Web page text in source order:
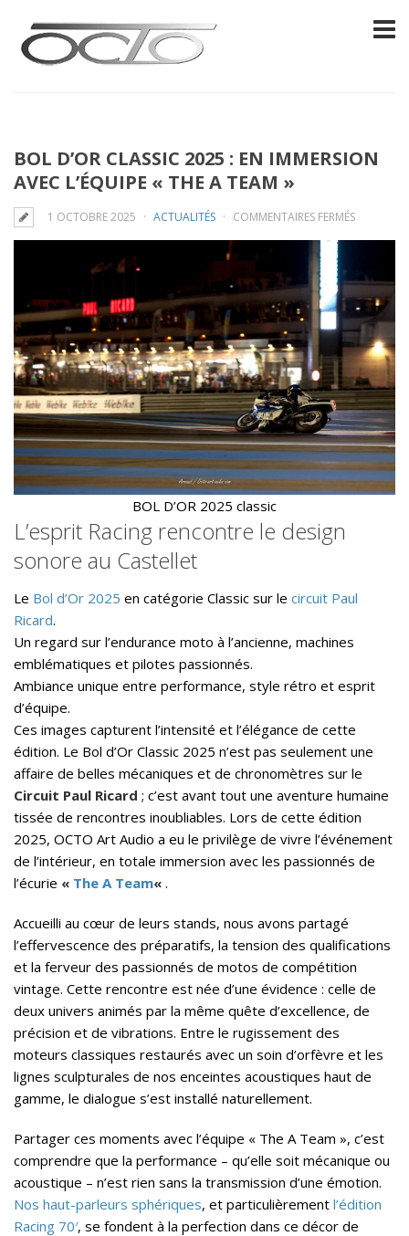
BOL D’OR CLASSIC 2025 : EN IMMERSION
AVEC L’ÉQUIPE « THE A TEAM »
1 OCTOBRE 2025 ACTUALITÉS COMMENTAIRES FERMÉSSUR
BOL
CLASSIC
2025
EN
AVEC
L’ÉQUIPE
« THE
A
TEAM »
BOL D’OR 2025 classic
L’esprit Racing rencontre le design
sonore au Castellet
Le Bol d’Or 2025 en catégorie Classic sur le circuit Paul
Ricard.
Un regard sur l’endurance moto à l’ancienne, machines
emblématiques et pilotes passionnés.
Ambiance unique entre performance, style rétro et esprit
d’équipe.
Ces images capturent l’intensité et l’élégance de cette
édition. Le Bol d’Or Classic 2025 n’est pas seulement une
affaire de belles mécaniques et de chronomètres sur le
Circuit Paul Ricard ; c’est avant tout une aventure humaine
tissée de rencontres inoubliables. Lors de cette édition
2025, OCTO Art Audio a eu le privilège de vivre l’événement
de l’intérieur, en totale immersion avec les passionnés de
l’écurie « The A Team« .
Accueilli au cœur de leurs stands, nous avons partagé
l’effervescence des préparatifs, la tension des qualifications
et la ferveur des passionnés de motos de compétition
vintage. Cette rencontre est née d’une évidence : celle de
deux univers animés par la même quête d’excellence, de
précision et de vibrations. Entre le rugissement des
moteurs classiques restaurés avec un soin d’orfèvre et les
lignes sculpturales de nos enceintes acoustiques haut de
gamme, le dialogue s’est installé naturellement.
Partager ces moments avec l’équipe « The A Team », c’est
comprendre que la performance – qu’elle soit mécanique ou
acoustique – n’est rien sans la transmission d’une émotion.
Nos haut-parleurs sphériques, et particulièrement l’édition
Racing 70′, se fondent à la perfection dans ce décor de